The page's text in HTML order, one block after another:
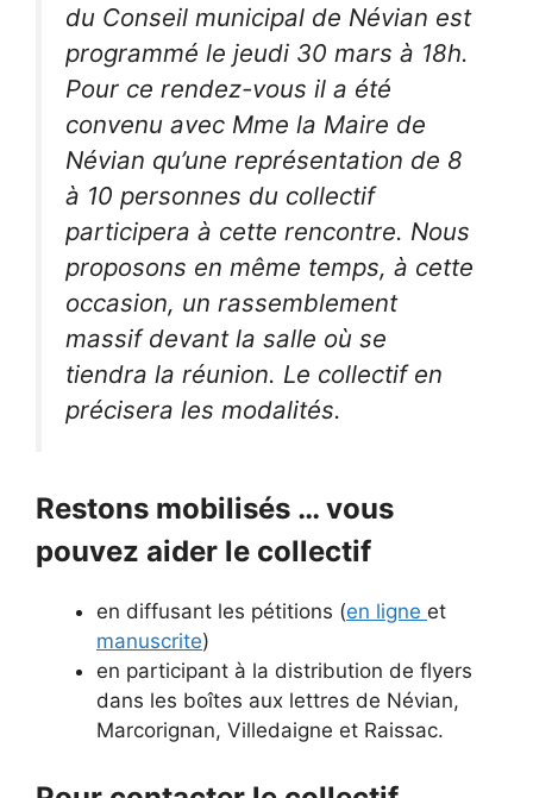
du Conseil municipal de Névian est
programmé le jeudi 30 mars à 18h.
Pour ce rendez-vous il a été
convenu avec Mme la Maire de
Névian qu’une représentation de 8
à 10 personnes du collectif
participera à cette rencontre. Nous
proposons en même temps, à cette
occasion, un rassemblement
massif devant la salle où se
tiendra la réunion. Le collectif en
précisera les modalités.
Restons mobilisés … vous
pouvez aider le collectif
en diffusant les pétitions (en ligne et
manuscrite)
en participant à la distribution de flyers
dans les boîtes aux lettres de Névian,
Marcorignan, Villedaigne et Raissac.